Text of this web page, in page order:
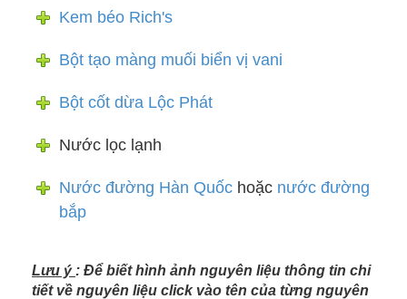
Kem béo Rich's
Bột tạo màng muối biển vị vani
Bột cốt dừa Lộc Phát
Nước lọc lạnh
Nước đường Hàn Quốc hoặc nước đường
bắp
Lưu ý : Để biết hình ảnh nguyên liệu thông tin chi
tiết về nguyên liệu click vào tên của từng nguyên